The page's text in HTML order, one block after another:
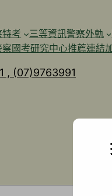
考 三等資訊警察外軌
察國考研究中心推薦連結
, (07)9763991